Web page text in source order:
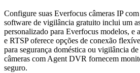
Configure suas Everfocus câmeras IP
software de vigilância gratuito inclui um
personalizado para Everfocus modelos,
e RTSP oferece opções de conexão
para segurança doméstica ou vigilância
câmeras com Agent DVR fornecem
seguro.